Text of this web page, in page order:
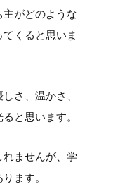
がどのような
くると思いま
さ、温かさ、
と思います。
ませんが、学
ます。